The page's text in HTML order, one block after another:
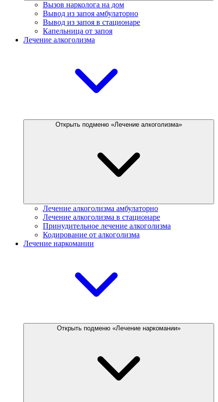
Вызов нарколога на дом
Вывод из запоя амбулаторно
Вывод из запоя в стационаре
Капельница от запоя
Лечение алкоголизма
Открыть подменю «Лечение алкоголизма»
Лечение алкоголизма амбулаторно
Лечение алкоголизма в стационаре
Принудительное лечение алкоголизма
Кодирование от алкоголизма
Лечение наркомании
Открыть подменю «Лечение наркомании»